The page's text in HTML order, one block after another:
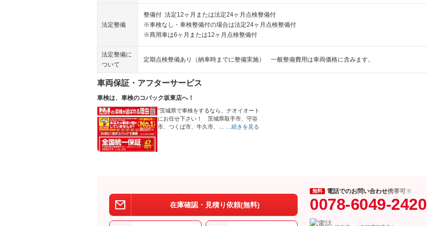
法定整備
整備付 法定12ヶ月または法定24ヶ月点検整備付
※車検なし・車検整備付の場合は法定24ヶ月点検整備付
※商用車は6ヶ月または12ヶ月点検整備付
法定整備に
ついて
定期点検整備あり（納車時までに整備実施） 一般整備費用は車両価格に含みます。
車両保証・アフターサービス
車検は、車検のコバック坂東店へ！
”茨城県で車検をするなら、ナオイオート
にお任せ下さい！ 茨城県取手市、守谷
市、つくば市、牛久市、…
…続きを見る
在庫確認・見積り依頼(無料)
無料 電話でのお問い合わせ携帯可
0078-6049-2420